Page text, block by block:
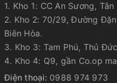
- Dung tích bình nóng 1
mì, pha trà...Với nhiệt độ
- Dung tích bình lạnh 1
sâu đập tan cơn khát với
- Dung tích nước nguội 5
1. Kho 1: CC An Sương,
2. Kho 2: 70/29, Đường
Biên Hòa.
3. Kho 3: Tam Phú, Thủ
4. Kho 4: Q9, gần Co.op
Điện thoại: 0988 974 973